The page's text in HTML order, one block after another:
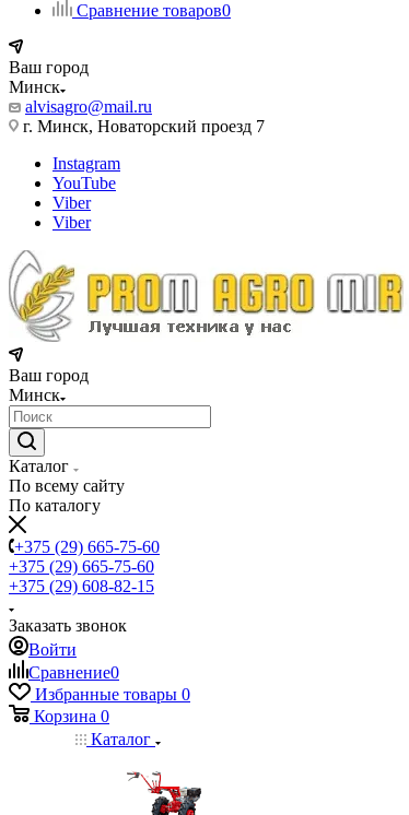
Сравнение товаров0
Ваш город
Минск
alvisagro@mail.ru
г. Минск, Новаторский проезд 7
Instagram
YouTube
Viber
Viber
Ваш город
Минск
Каталог
По всему сайту
По каталогу
+375 (29) 665-75-60
+375 (29) 665-75-60
+375 (29) 608-82-15
Заказать звонок
Войти
Сравнение0
Избранные товары 0
Корзина 0
Каталог